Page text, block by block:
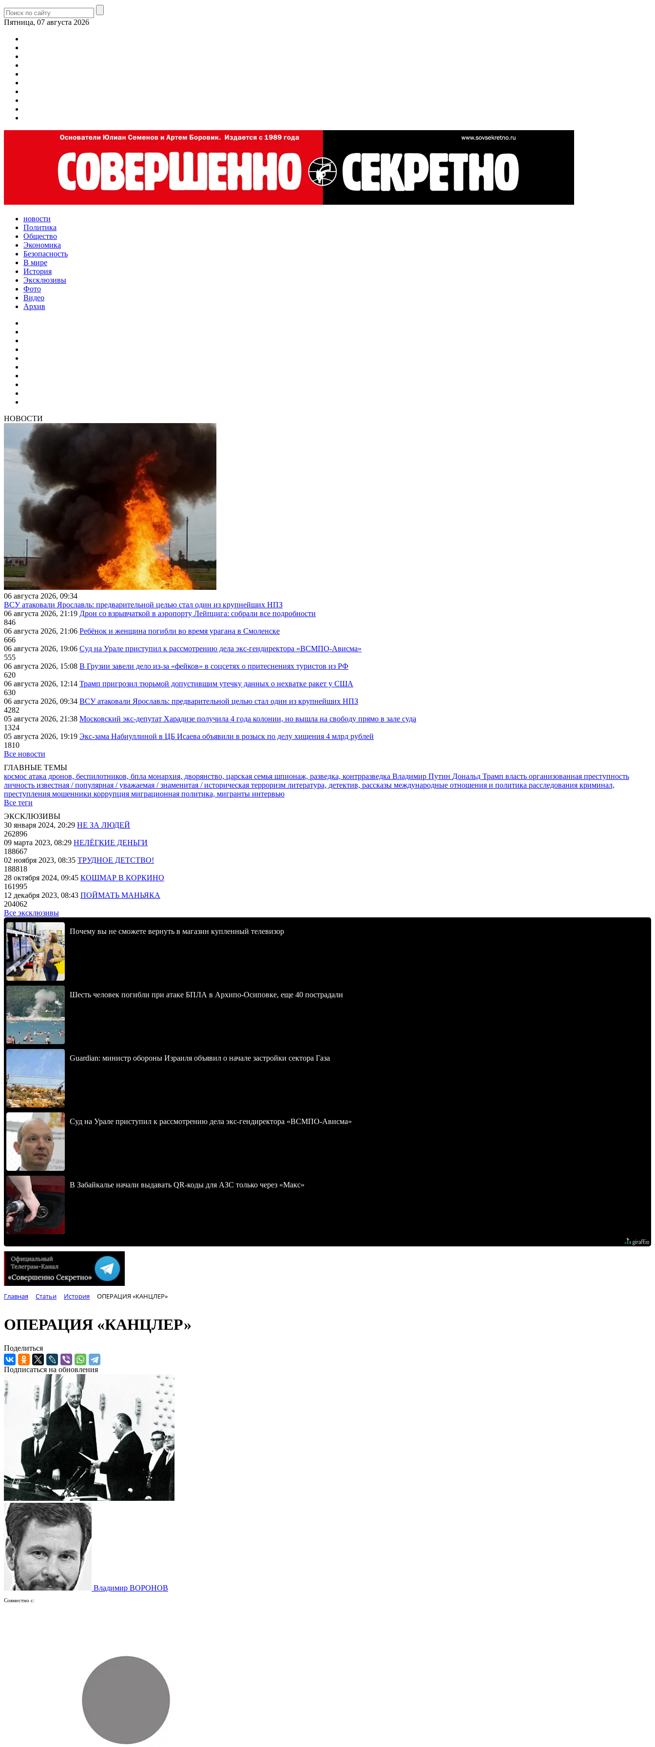
Пятница, 07 августа 2026
новости
Политика
Общество
Экономика
Безопасность
В мире
История
Эксклюзивы
Фото
Видео
Архив
НОВОСТИ
06 августа 2026, 09:34
ВСУ атаковали Ярославль: предварительной целью стал один из крупнейших НПЗ
06 августа 2026, 21:19 Дрон со взрывчаткой в аэропорту Лейпцига: собрали все подробности
846
06 августа 2026, 21:06 Ребёнок и женщина погибли во время урагана в Смоленске
666
06 августа 2026, 19:06 Суд на Урале приступил к рассмотрению дела экс-гендиректора «ВСМПО-Ависма»
555
06 августа 2026, 15:08 В Грузии завели дело из-за «фейков» в соцсетях о притеснениях туристов из РФ
620
06 августа 2026, 12:14 Трамп пригрозил тюрьмой допустившим утечку данных о нехватке ракет у США
630
06 августа 2026, 09:34 ВСУ атаковали Ярославль: предварительной целью стал один из крупнейших НПЗ
4282
05 августа 2026, 21:38 Московский экс-депутат Харадизе получила 4 года колонии, но вышла на свободу прямо в зале суда
1324
05 августа 2026, 19:19 Экс-зама Набиуллиной в ЦБ Исаева объявили в розыск по делу хищения 4 млрд рублей
1810
Все новости
ГЛАВНЫЕ ТЕМЫ
космос атака дронов, беспилотников, бпла монархия, дворянство, царская семья шпионаж, разведка, контрразведка Владимир Путин Дональд Трамп власть организованная преступность
личность известная / популярная / уважаемая / знаменитая / историческая терроризм литература, детектив, рассказы международные отношения и политика расследования криминал,
преступления мошенники коррупция миграционная политика, мигранты интервью
Все теги
ЭКСКЛЮЗИВЫ
30 января 2024, 20:29 НЕ ЗА ЛЮДЕЙ
262896
09 марта 2023, 08:29 НЕЛЁГКИЕ ДЕНЬГИ
188667
02 ноября 2023, 08:35 ТРУДНОЕ ДЕТСТВО!
188818
28 октября 2024, 09:45 КОШМАР В КОРКИНО
161995
12 декабря 2023, 08:43 ПОЙМАТЬ МАНЬЯКА
204062
Все эксклюзивы
Почему вы не сможете вернуть в магазин купленный телевизор
Шесть человек погибли при атаке БПЛА в Архипо-Осиповке, еще 40 пострадали
Guardian: министр обороны Израиля объявил о начале застройки сектора Газа
Суд на Урале приступил к рассмотрению дела экс-гендиректора «ВСМПО-Ависма»
В Забайкалье начали выдавать QR-коды для АЗС только через «Макс»
Главная Статьи История ОПЕРАЦИЯ «КАНЦЛЕР»
ОПЕРАЦИЯ «КАНЦЛЕР»
Поделиться
Подписаться на обновления
Владимир ВОРОНОВ
Совместно с: